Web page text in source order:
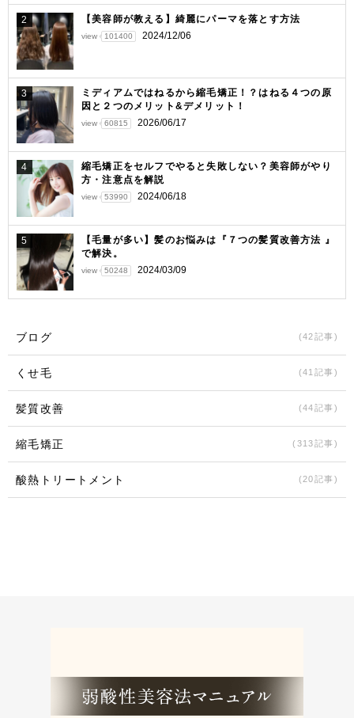
ン2 【美容師が教える】綺麗にパーマを落とす方法
view 101400 2024/12/06
3
ミディアムではねるから縮毛矯正！？はねる４つの原
因と２つのメリット&デメリット！
view 60815 2026/06/17
4
縮毛矯正をセルフでやると失敗しない？美容師がやり
方・注意点を解説
view 53990 2024/06/18
5
【毛量が多い】髪のお悩みは『７つの髪質改善方法 』
で解決。
view 50248 2024/03/09
ブログ (42記事)
くせ毛 (41記事)
髪質改善 (44記事)
縮毛矯正 (313記事)
酸熱トリートメント (20記事)